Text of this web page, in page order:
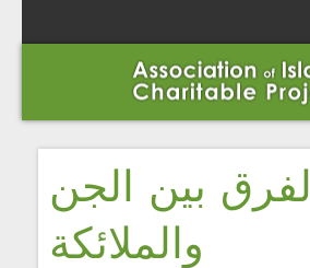
الفرق بين الجن
والملائكة